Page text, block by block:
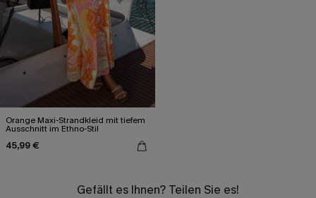
Orange Maxi-Strandkleid mit tiefem
Ausschnitt im Ethno-Stil
45,99 €
Gefällt es Ihnen? Teilen Sie es!